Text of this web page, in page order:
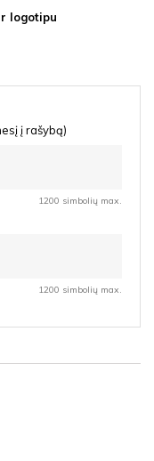
logotipu
į rašybą)
1200 simbolių max.
1200 simbolių max.